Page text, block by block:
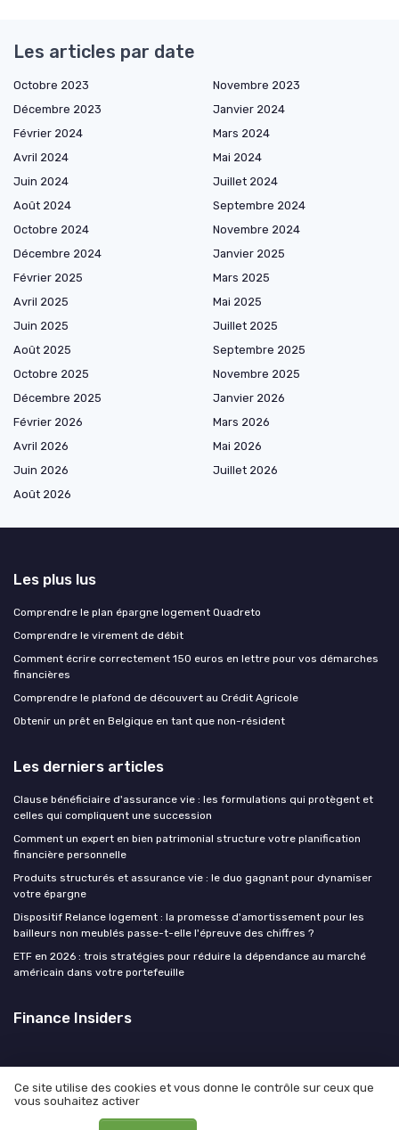
Les articles par date
Octobre 2023
Novembre 2023
Décembre 2023
Janvier 2024
Février 2024
Mars 2024
Avril 2024
Mai 2024
Juin 2024
Juillet 2024
Août 2024
Septembre 2024
Octobre 2024
Novembre 2024
Décembre 2024
Janvier 2025
Février 2025
Mars 2025
Avril 2025
Mai 2025
Juin 2025
Juillet 2025
Août 2025
Septembre 2025
Octobre 2025
Novembre 2025
Décembre 2025
Janvier 2026
Février 2026
Mars 2026
Avril 2026
Mai 2026
Juin 2026
Juillet 2026
Août 2026
Les plus lus
Comprendre le plan épargne logement Quadreto
Comprendre le virement de débit
Comment écrire correctement 150 euros en lettre pour vos démarches
financières
Comprendre le plafond de découvert au Crédit Agricole
Obtenir un prêt en Belgique en tant que non-résident
Les derniers articles
Clause bénéficiaire d'assurance vie : les formulations qui protègent et
celles qui compliquent une succession
Comment un expert en bien patrimonial structure votre planification
financière personnelle
Produits structurés et assurance vie : le duo gagnant pour dynamiser
votre épargne
Dispositif Relance logement : la promesse d'amortissement pour les
bailleurs non meublés passe-t-elle l'épreuve des chiffres ?
ETF en 2026 : trois stratégies pour réduire la dépendance au marché
américain dans votre portefeuille
Finance Insiders
Mentions légales
Ce site utilise des cookies et vous donne le contrôle sur ceux que
vous souhaitez activer